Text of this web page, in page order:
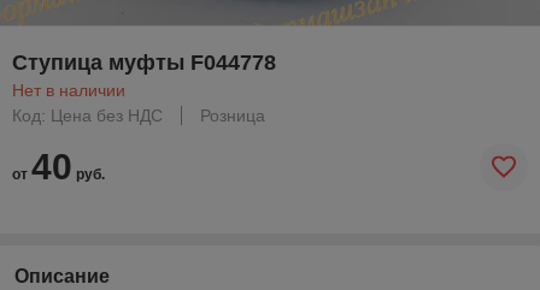
Ступица муфты F044778
Нет в наличии
Код: Цена без НДС
Розница
от 40 руб.
Описание